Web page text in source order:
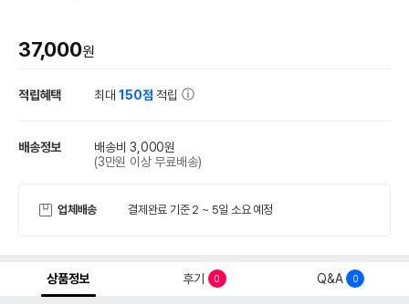
37,000원
적립혜택 최대150점 적립
배송정보
배송비 3,000원
(3만원 이상 무료배송)
업체배송 결제완료 기준 2 ~ 5일 소요 예정
상품정보 후기 0 Q&A 0